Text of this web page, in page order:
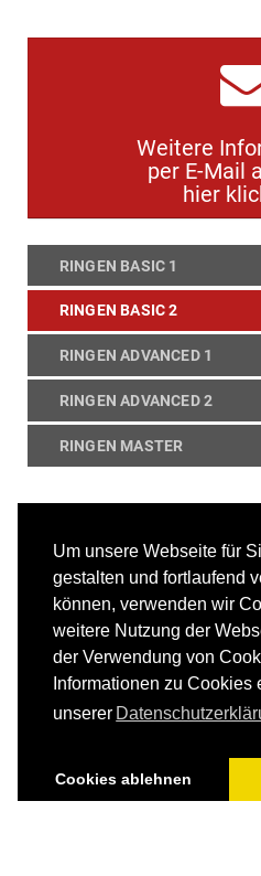
Um unsere Webseite für
gestalten und fortlaufend
können, verwenden wir
weitere Nutzung der
der Verwendung von
Informationen zu Cookies
unserer
Cookies ablehnen
Weitere
per E-Mail
hier
RINGEN BASIC 1
RINGEN BASIC 2
RINGEN ADVANCED 1
RINGEN ADVANCED 2
RINGEN MASTER